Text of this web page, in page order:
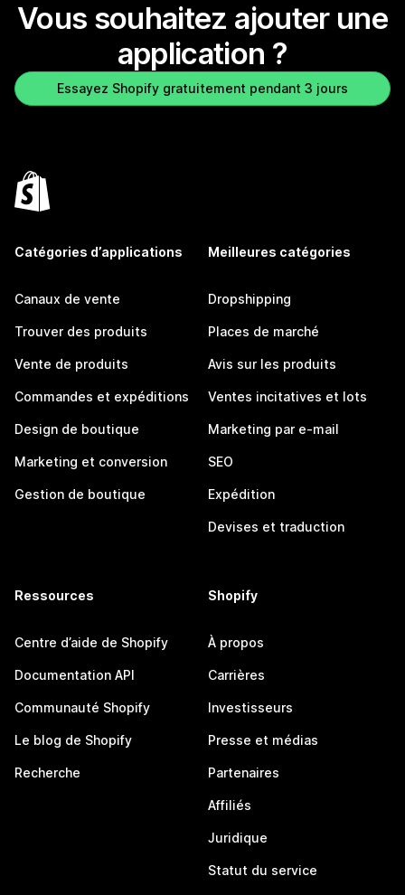
Vous souhaitez ajouter une
application ?
Essayez Shopify gratuitement pendant 3 jours
Catégories d’applications
Canaux de vente
Trouver des produits
Vente de produits
Commandes et expéditions
Design de boutique
Marketing et conversion
Gestion de boutique
Meilleures catégories
Dropshipping
Places de marché
Avis sur les produits
Ventes incitatives et lots
Marketing par e-mail
SEO
Expédition
Devises et traduction
Ressources
Centre d’aide de Shopify
Documentation API
Communauté Shopify
Le blog de Shopify
Recherche
Shopify
À propos
Carrières
Investisseurs
Presse et médias
Partenaires
Affiliés
Juridique
Statut du service